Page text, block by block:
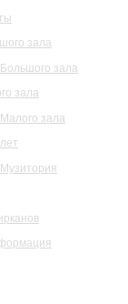
зала
зала
зала
зала